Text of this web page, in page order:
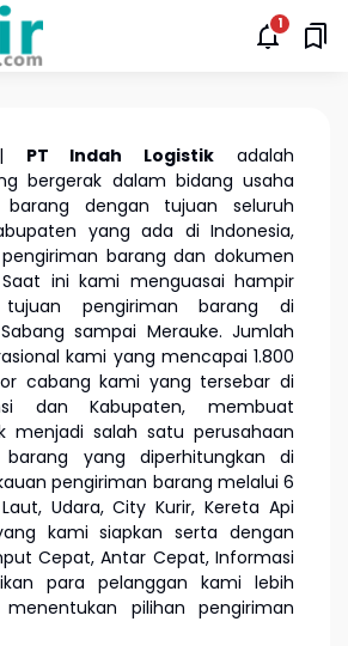
| PT Indah Logistik adalah
bergerak dalam bidang usaha
dengan tujuan seluruh
yang ada di Indonesia,
barang dan dokumen
ini kami menguasai hampir
tujuan pengiriman barang di
sampai Merauke. Jumlah
kami yang mencapai 1.800
cabang kami yang tersebar di
dan Kabupaten, membuat
menjadi salah satu perusahaan
yang diperhitungkan di
pengiriman barang melalui 6
Udara, City Kurir, Kereta Api
kami siapkan serta dengan
Cepat, Antar Cepat, Informasi
para pelanggan kami lebih
pilihan pengiriman